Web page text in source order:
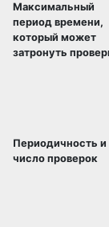
Максимальный
период времени,
который может
затронуть
Периодичность и
число проверок